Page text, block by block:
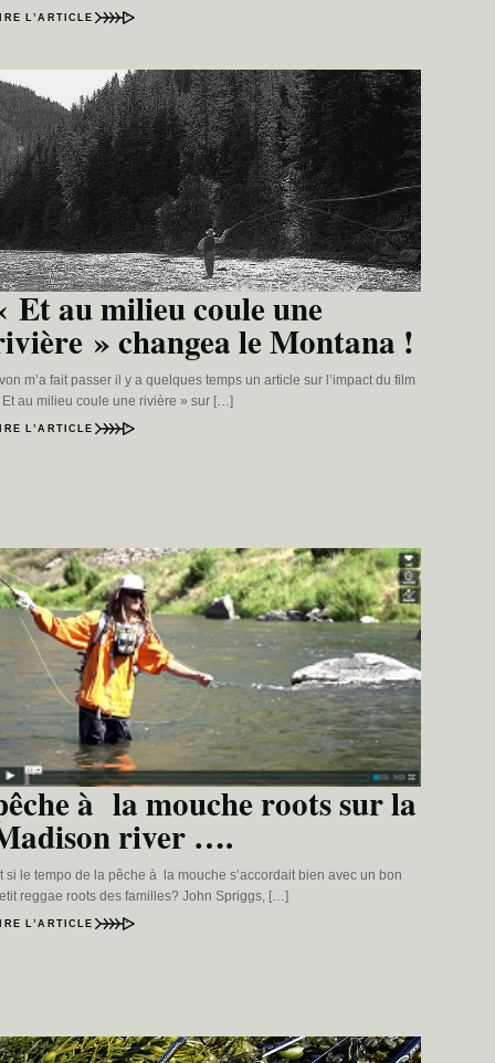
L’ARTICLE
Et au milieu coule une
» changea le Montana !
m’a fait passer il y a quelques temps un article sur l’impact du film
Et au milieu coule une rivière » sur […]
L’ARTICLE
à la mouche roots sur la
river ….
si le tempo de la pêche à la mouche s’accordait bien avec un bon
reggae roots des familles? John Spriggs, […]
L’ARTICLE